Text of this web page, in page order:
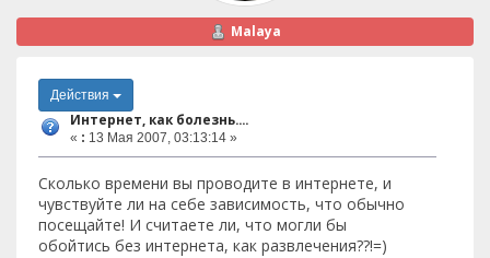
Malaya
Действия
Интернет, как болезнь....
« : 13 Мая 2007, 03:13:14 »
Сколько времени вы проводите в интернете, и
чувствуйте ли на себе зависимость, что обычно
посещайте! И считаете ли, что могли бы
обойтись без интернета, как развлечения??!=)